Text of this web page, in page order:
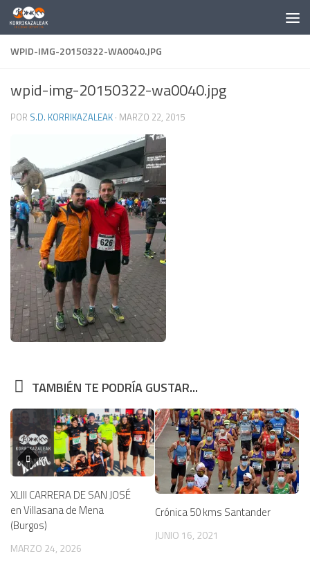
Saltar al contenido
WPID-IMG-20150322-WA0040.JPG
wpid-img-20150322-wa0040.jpg
POR S.D. KORRIKAZALEAK · MARZO 22, 2015
TAMBIÉN TE PODRÍA GUSTAR...
XLIII CARRERA DE SAN JOSÉ
en Villasana de Mena
(Burgos)
MARZO 24, 2026
Crónica 50 kms Santander
JUNIO 16, 2021